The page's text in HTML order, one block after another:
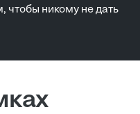
чтобы никому не дать